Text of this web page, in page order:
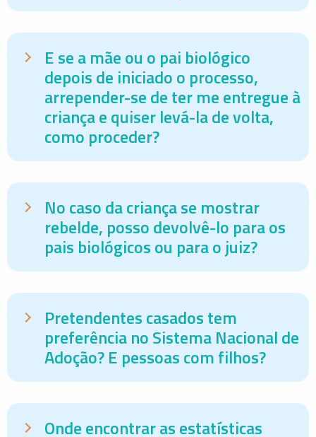
E se a mãe ou o pai biológico
depois de iniciado o processo,
arrepender-se de ter me entregue à
criança e quiser levá-la de volta,
como proceder?
No caso da criança se mostrar
rebelde, posso devolvê-lo para os
pais biológicos ou para o juiz?
Pretendentes casados tem
preferência no Sistema Nacional de
Adoção? E pessoas com filhos?
Onde encontrar as estatísticas